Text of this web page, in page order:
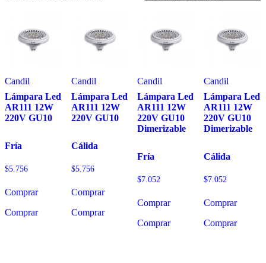
Candil
Lámpara Led
AR111 12W
220V GU10
Fría
$5.756
Comprar
Comprar
Candil
Lámpara Led
AR111 12W
220V GU10
Cálida
$5.756
Comprar
Comprar
Candil
Lámpara Led
AR111 12W
220V GU10
Dimerizable
Fría
$7.052
Comprar
Comprar
Candil
Lámpara Led
AR111 12W
220V GU10
Dimerizable
Cálida
$7.052
Comprar
Comprar